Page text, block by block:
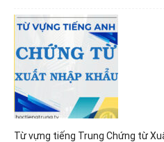
Từ vựng tiếng Trung Chứng từ